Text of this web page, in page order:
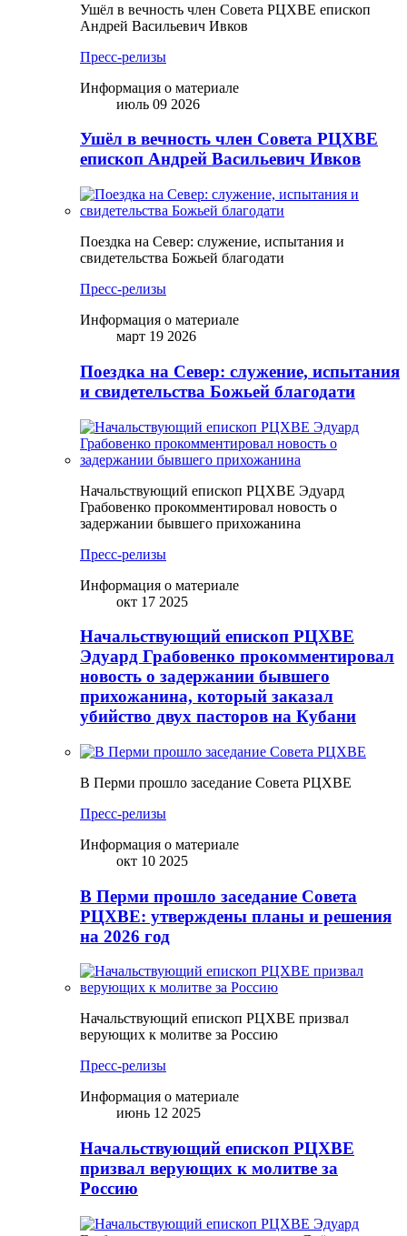
Ушёл в вечность член Совета РЦХВЕ епископ
Андрей Васильевич Ивков
Пресс-релизы
Информация о материале
июль 09 2026
Ушёл в вечность член Совета РЦХВЕ
епископ Андрей Васильевич Ивков
Поездка на Север: служение, испытания и
свидетельства Божьей благодати
Пресс-релизы
Информация о материале
март 19 2026
Поездка на Север: служение, испытания
и свидетельства Божьей благодати
Начальствующий епископ РЦХВЕ Эдуард
Грабовенко прокомментировал новость о
задержании бывшего прихожанина
Пресс-релизы
Информация о материале
окт 17 2025
Начальствующий епископ РЦХВЕ
Эдуард Грабовенко прокомментировал
новость о задержании бывшего
прихожанина, который заказал
убийство двух пасторов на Кубани
В Перми прошло заседание Совета РЦХВЕ
Пресс-релизы
Информация о материале
окт 10 2025
В Перми прошло заседание Совета
РЦХВЕ: утверждены планы и решения
на 2026 год
Начальствующий епископ РЦХВЕ призвал
верующих к молитве за Россию
Пресс-релизы
Информация о материале
июнь 12 2025
Начальствующий епископ РЦХВЕ
призвал верующих к молитве за
Россию